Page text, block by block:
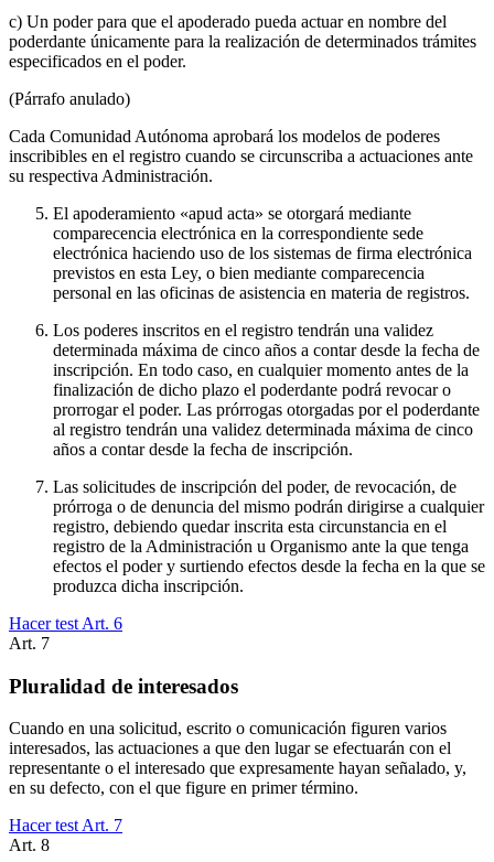
c) Un poder para que el apoderado pueda actuar en nombre del
poderdante únicamente para la realización de determinados trámites
especificados en el poder.
(Párrafo anulado)
Cada Comunidad Autónoma aprobará los modelos de poderes
inscribibles en el registro cuando se circunscriba a actuaciones ante
su respectiva Administración.
El apoderamiento «apud acta» se otorgará mediante
comparecencia electrónica en la correspondiente sede
electrónica haciendo uso de los sistemas de firma electrónica
previstos en esta Ley, o bien mediante comparecencia
personal en las oficinas de asistencia en materia de registros.
Los poderes inscritos en el registro tendrán una validez
determinada máxima de cinco años a contar desde la fecha de
inscripción. En todo caso, en cualquier momento antes de la
finalización de dicho plazo el poderdante podrá revocar o
prorrogar el poder. Las prórrogas otorgadas por el poderdante
al registro tendrán una validez determinada máxima de cinco
años a contar desde la fecha de inscripción.
Las solicitudes de inscripción del poder, de revocación, de
prórroga o de denuncia del mismo podrán dirigirse a cualquier
registro, debiendo quedar inscrita esta circunstancia en el
registro de la Administración u Organismo ante la que tenga
efectos el poder y surtiendo efectos desde la fecha en la que se
produzca dicha inscripción.
Hacer test Art. 6
Art. 7
Pluralidad de interesados
Cuando en una solicitud, escrito o comunicación figuren varios
interesados, las actuaciones a que den lugar se efectuarán con el
representante o el interesado que expresamente hayan señalado, y,
en su defecto, con el que figure en primer término.
Hacer test Art. 7
Art. 8